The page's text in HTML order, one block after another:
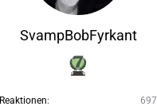
SvampBobFyrkant
Reaktionen
697